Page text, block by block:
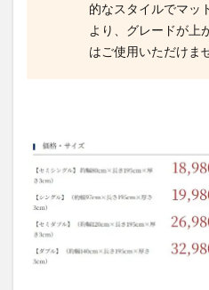
的なスタイルでマッ
より、グレードが上
はご使用いただけま